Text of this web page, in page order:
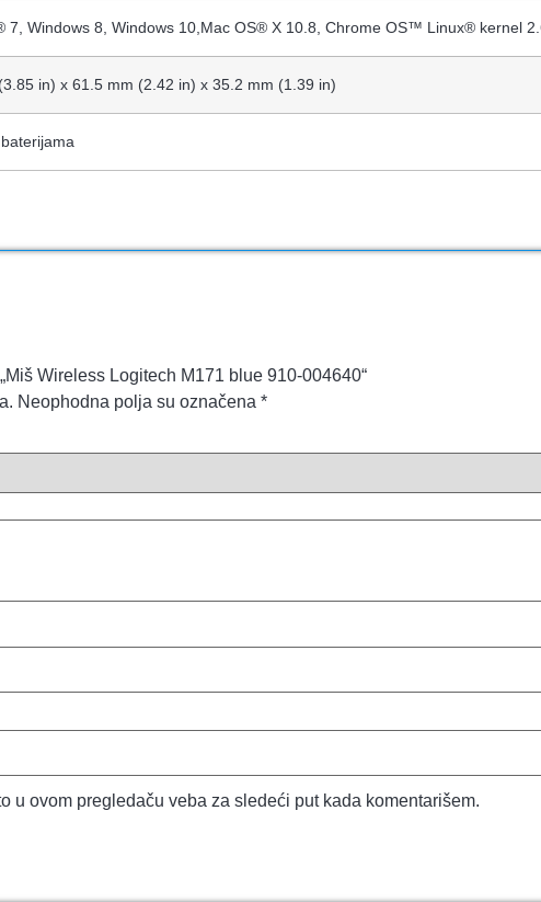
7, Windows 8, Windows 10,Mac OS® X 10.8, Chrome OS™ Linux® kernel
in) x 61.5 mm (2.42 in) x 35.2 mm (1.39 in)
Wireless Logitech M171 blue 910-004640“
Neophodna polja su označena *
u ovom pregledaču veba za sledeći put kada komentarišem.